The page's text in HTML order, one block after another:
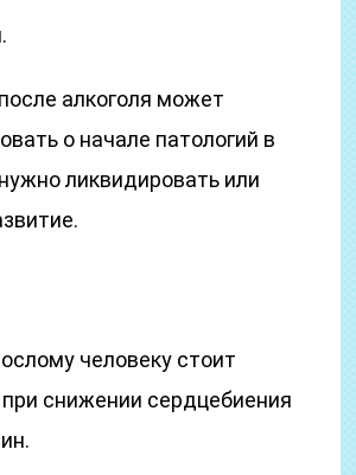
алкоголя может
о начале патологий в
ликвидировать или
человеку стоит
снижении сердцебиения